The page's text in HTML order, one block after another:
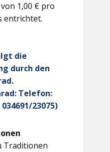
1,00 € pro
entrichtet.
die
durch den
Telefon:
23075)
Traditionen